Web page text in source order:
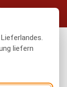
liefern